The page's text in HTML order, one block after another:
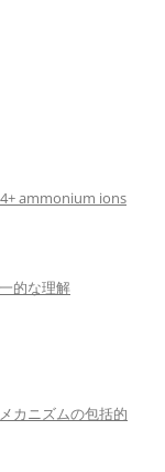
ammonium ions
的な理解
カニズムの包括的